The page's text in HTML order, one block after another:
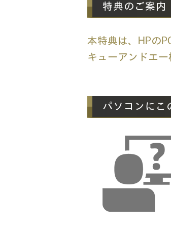
特典のご案内
本特典は、HPの
キューアンドエ
パソコンにこ